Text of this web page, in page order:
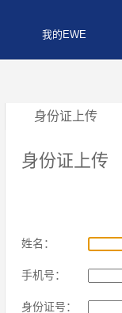
我的EWE
身份证上传
身份证上传
姓名：
手机号：
身份证号：